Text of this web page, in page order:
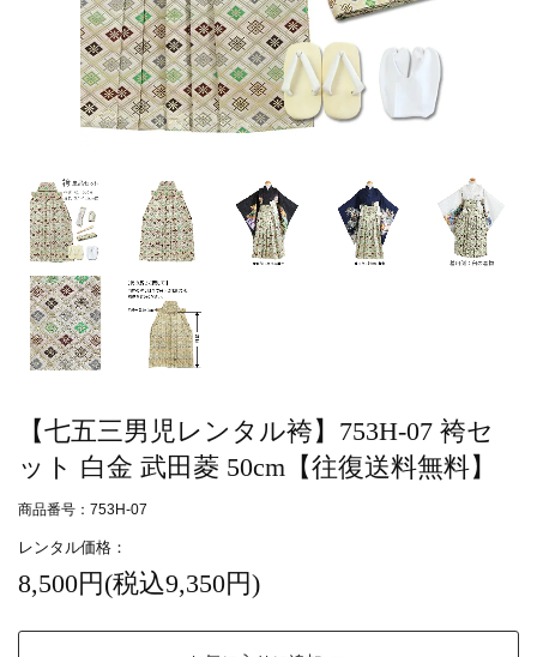
【七五三男児レンタル袴】753H-07 袴セ
ット 白金 武田菱 50cm【往復送料無料】
商品番号：753H-07
レンタル価格：
8,500円(税込9,350円)